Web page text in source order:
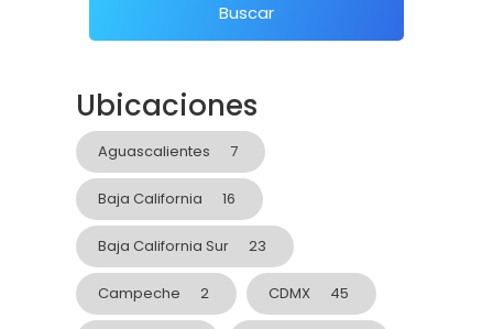
Buscar
Ubicaciones
Aguascalientes 7
Baja California 16
Baja California Sur 23
Campeche 2 CDMX 45